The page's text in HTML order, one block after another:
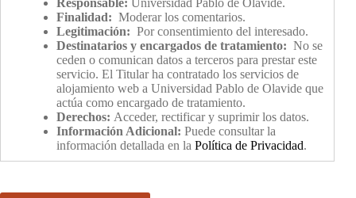
Responsable: Universidad Pablo de Olavide.
Finalidad: Moderar los comentarios.
Legitimación: Por consentimiento del interesado.
Destinatarios y encargados de tratamiento: No se
ceden o comunican datos a terceros para prestar este
servicio. El Titular ha contratado los servicios de
alojamiento web a Universidad Pablo de Olavide que
actúa como encargado de tratamiento.
Derechos: Acceder, rectificar y suprimir los datos.
Información Adicional: Puede consultar la
información detallada en la Política de Privacidad.